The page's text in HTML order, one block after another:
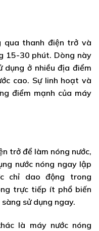
qua thanh điện trở và
15-30 phút. Dòng này
dụng ở nhiều địa điểm
cao. Sự linh hoạt và
điểm mạnh của máy
trở để làm nóng nước,
nước nóng ngay lập
chỉ dao động trong
trực tiếp ít phổ biến
sử dụng ngay.
là máy nước nóng